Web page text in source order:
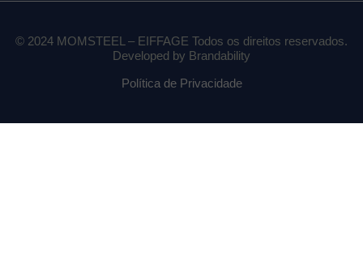
© 2024 MOMSTEEL – EIFFAGE Todos os direitos reservados.
Developed by Brandability
Política de Privacidade